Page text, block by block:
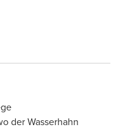
der Wasserhahn